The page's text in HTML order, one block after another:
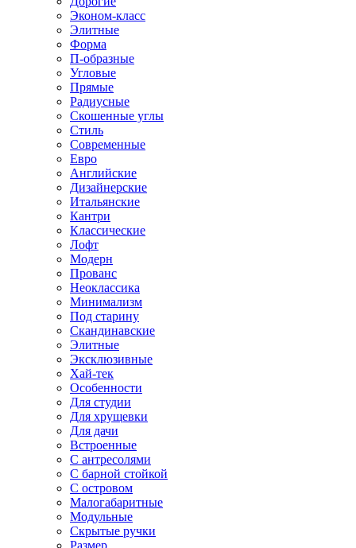
Эконом-класс
Элитные
Форма
П-образные
Угловые
Прямые
Радиусные
Скошенные углы
Стиль
Современные
Евро
Английские
Дизайнерские
Итальянские
Кантри
Классические
Лофт
Модерн
Прованс
Неоклассика
Минимализм
Под старину
Скандинавские
Элитные
Эксклюзивные
Хай-тек
Особенности
Для студии
Для хрущевки
Для дачи
Встроенные
С антресолями
С барной стойкой
С островом
Малогабаритные
Модульные
Скрытые ручки
Размер